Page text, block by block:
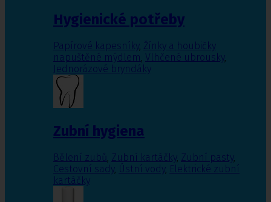
Hygienické potřeby
Papírové kapesníky, Žínky a houbičky
napuštěné mýdlem, Vlhčené ubrousky,
Jednorázové bryndáky
Zubní hygiena
Bělení zubů, Zubní kartáčky, Zubní pasty,
Cestovní sady, Ústní vody, Elektrické zubní
kartáčky